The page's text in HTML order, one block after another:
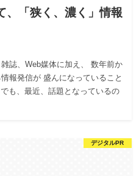
、「狭く、濃く」情報
誌、Web媒体に加え、 数年前か
報発信が 盛んになっていること
も、最近、話題となっているの
デジタルPR